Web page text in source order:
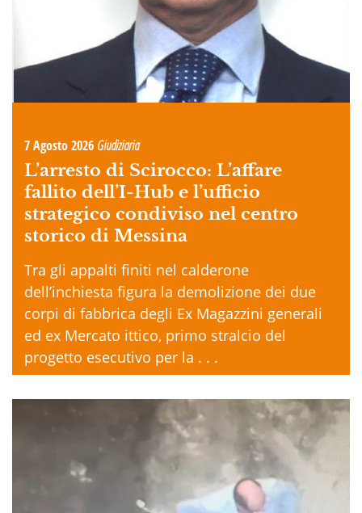
7 Agosto 2026 Giudiziaria
L’arresto di Scirocco: L’affare
fallito dell’I-Hub e l’ufficio
strategico condiviso nel centro
storico di Messina
Tra gli appalti finiti nel calderone
dell’inchiesta figura la demolizione dei due
corpi di fabbrica degli Ex Magazzini generali
ed ex Mercato ittico, primo stralcio del
progetto esecutivo per la . . .